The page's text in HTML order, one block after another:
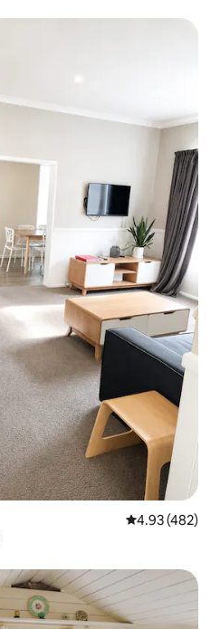
औसत रेटिंग 5 में से
4.93 (482)